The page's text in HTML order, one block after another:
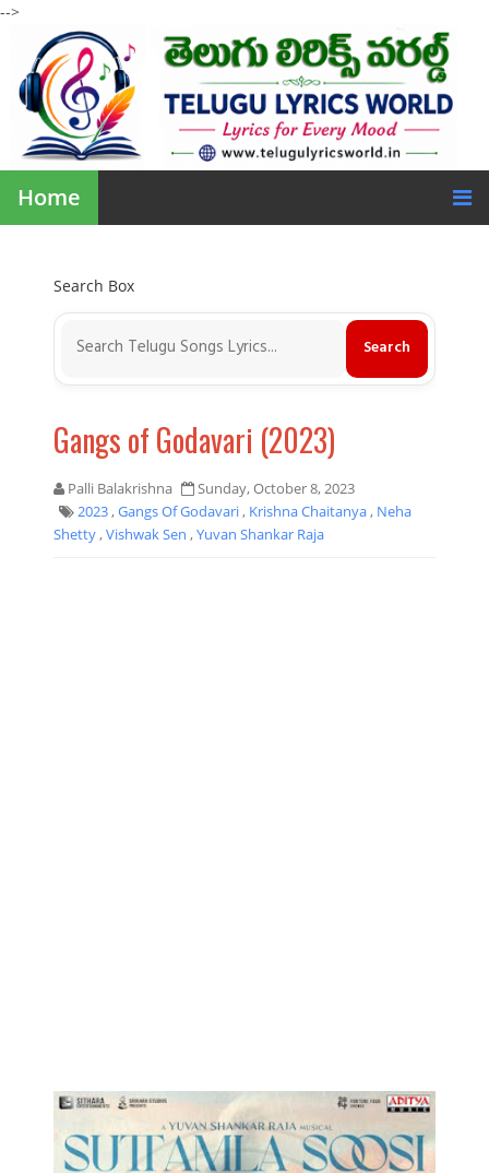
-->
Home
Search Box
Gangs of Godavari (2023)
Palli Balakrishna
Sunday, October 8, 2023
2023,Gangs Of Godavari, Krishna Chaitanya, Neha
Shetty,Vishwak Sen ,Yuvan Shankar Raja